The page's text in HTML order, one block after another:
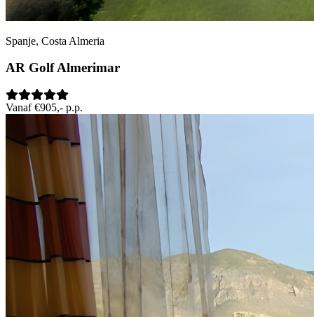
Spanje, Costa Almeria
AR Golf Almerimar
Vanaf €905,- p.p.